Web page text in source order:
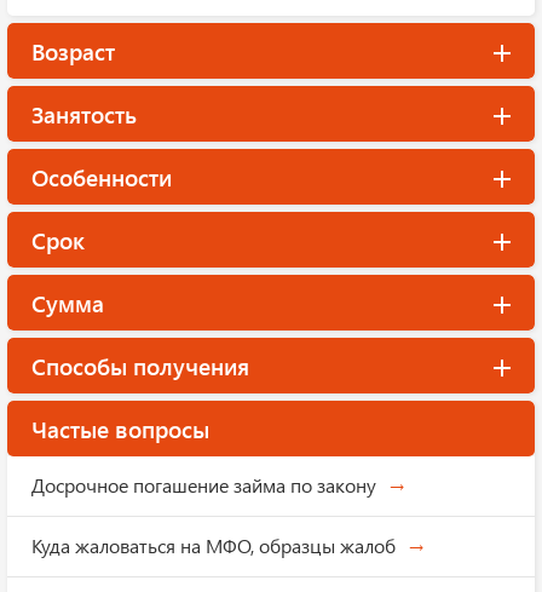
Возраст
Занятость
Особенности
Срок
Сумма
Способы получения
Частые вопросы
Досрочное погашение займа по закону
Куда жаловаться на МФО, образцы жалоб